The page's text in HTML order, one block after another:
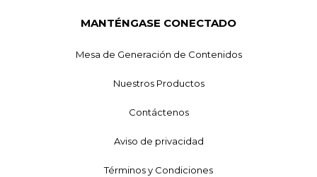
MANTÉNGASE CONECTADO
Mesa de Generación de Contenidos
Nuestros Productos
Contáctenos
Aviso de privacidad
Términos y Condiciones